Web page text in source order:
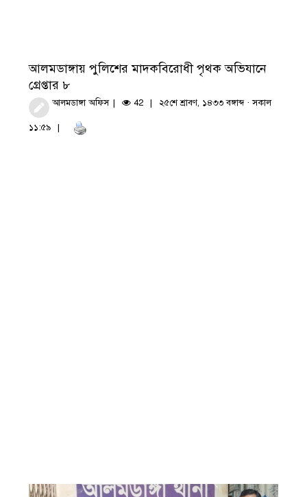
আলমডাঙ্গায় পুলিশের মাদকবিরোধী পৃথক অভিযানে
গ্রেপ্তার ৮
আলমডাঙ্গা অফিস 42 ২৫শে শ্রাবণ, ১৪৩৩ বঙ্গাব্দ · সকাল
১১:৫৯